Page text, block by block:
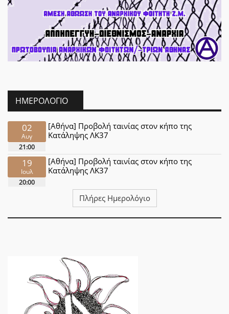
ΗΜΕΡΟΛΌΓΙΟ
02
Αυγ
21:00
[Αθήνα] Προβολή ταινίας στον κήπο της
Κατάληψης ΛΚ37
19
Ιουλ
20:00
[Αθήνα] Προβολή ταινίας στον κήπο της
Κατάληψης ΛΚ37
Πλήρες Ημερολόγιο